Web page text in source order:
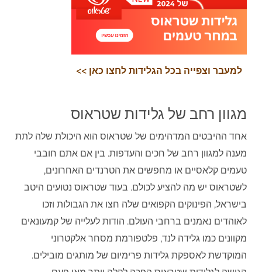
למעבר וצפייה בכל הגלידות לחצו כאן >>
מגוון רחב של גלידות שטראוס
אחד ההיבטים המדהימים של שטראוס הוא היכולת שלה לתת
מענה למגוון רחב של חכים והעדפות. בין אם אתם חובבי
טעמים קלאסיים או מחפשים את הטרנדים האחרונים,
לשטראוס יש מה להציע לכולם. בעוד שטראוס נטועים היטב
בישראל, הפינוקים הקפואים שלה חצו את הגבולות וזכו
לאוהדים נאמנים ברחבי העולם. הודות לעלייה של קמעונאים
מקוונים כמו גלידה לנד, פלטפורמת מסחר אלקטרוני
המוקדשת לאספקת גלידות פרימיום של מותגים מובילים.